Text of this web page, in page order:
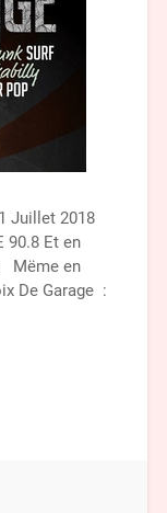
Juillet 2018
90.8 Et en
Mëme en
De Garage :